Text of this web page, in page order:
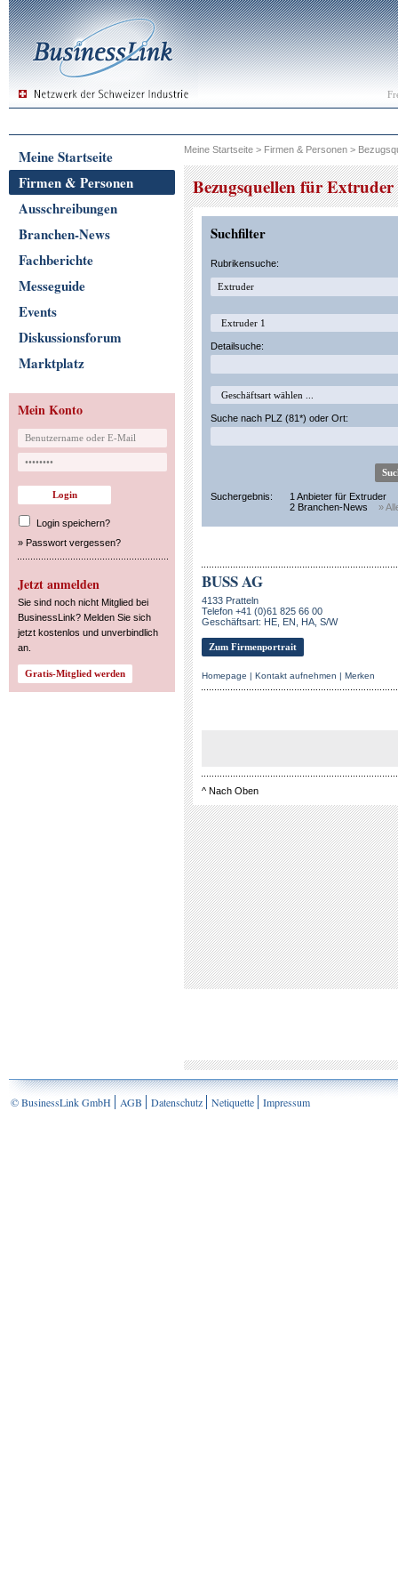
Meine Startseite
Firmen & Personen
Ausschreibungen
Branchen-News
Fachberichte
Messeguide
Events
Diskussionsforum
Marktplatz
Mein Konto
Login speichern?
» Passwort vergessen?
Jetzt anmelden
Sie sind noch nicht Mitglied bei
BusinessLink? Melden Sie sich
jetzt kostenlos und unverbindlich
an.
Meine Startseite > Firmen & Personen >
Bezugsquellen für Extruder
Suchfilter
Rubrikensuche:
Detailsuche:
Suche nach PLZ (81*) oder Ort:
Suchergebnis:
1 Anbieter für Extruder
2 Branchen-News
»
BUSS AG
4133 Pratteln
Telefon +41 (0)61 825 66 00
Geschäftsart: HE, EN, HA, S/W
Zum Firmenportrait
Homepage | Kontakt aufnehmen | Merken
^ Nach Oben
© BusinessLink GmbH AGB Datenschutz Netiquette Impressum